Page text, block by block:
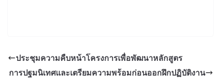
ประชุมความคืบหน้าโครงการเพื่อพัฒนาหลักสูตร
การปฐมนิเทศและเตรียมความพร้อมก่อนออกฝึกปฏิบัติงาน